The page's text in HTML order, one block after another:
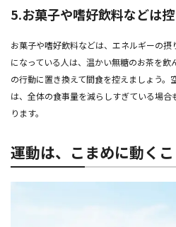
5.お菓子や嗜好飲料などは
お菓子や嗜好飲料などは、エネルギーの
になっている人は、温かい無糖のお茶を
の行動に置き換えて間食を控えましょう
は、全体の食事量を減らしすぎている場
ります。
運動は、こまめに動く